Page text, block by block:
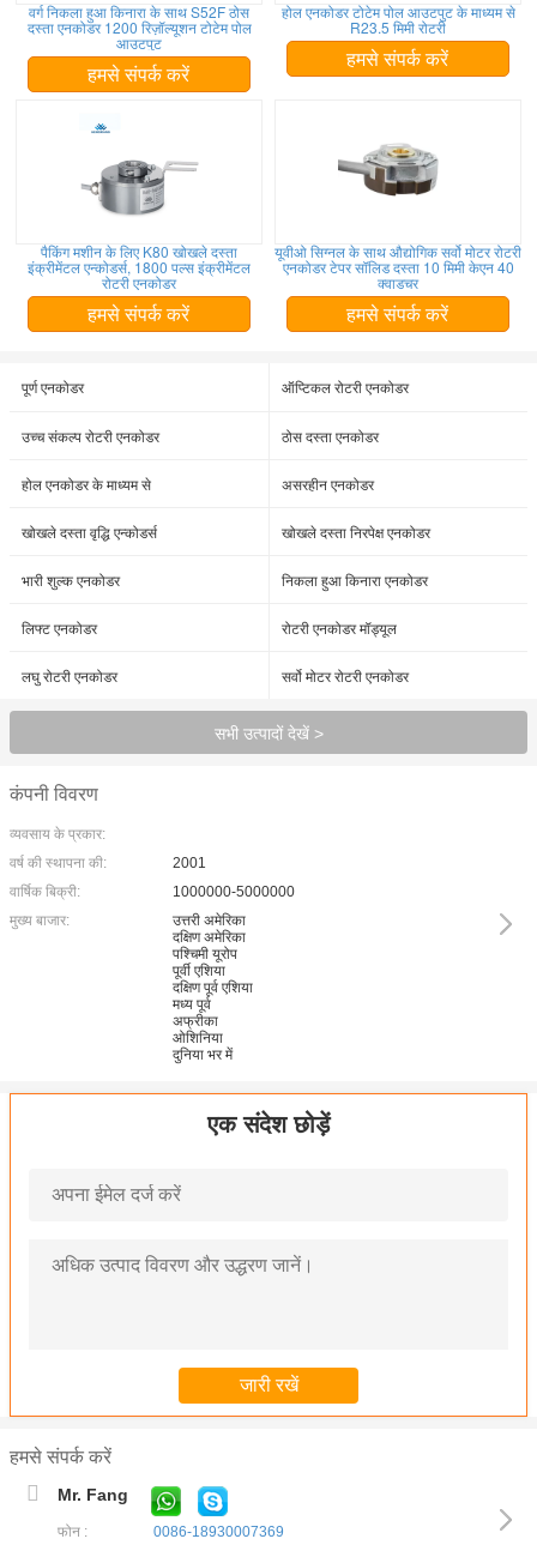
वर्ग निकला हुआ किनारा के साथ S52F ठोस
दस्ता एनकोडर 1200 रिज़ॉल्यूशन टोटेम पोल
आउटपुट
हमसे संपर्क करें
होल एनकोडर टोटेम पोल आउटपुट के माध्यम से
R23.5 मिमी रोटरी
हमसे संपर्क करें
पैकिंग मशीन के लिए K80 खोखले दस्ता
इंक्रीमेंटल एन्कोडर्स, 1800 पल्स इंक्रीमेंटल
रोटरी एनकोडर
हमसे संपर्क करें
यूवीओ सिग्नल के साथ औद्योगिक सर्वो मोटर रोटरी
एनकोडर टेपर सॉलिड दस्ता 10 मिमी केएन 40
क्वाडचर
हमसे संपर्क करें
पूर्ण एनकोडर ऑप्टिकल रोटरी एनकोडर
उच्च संकल्प रोटरी एनकोडर ठोस दस्ता एनकोडर
होल एनकोडर के माध्यम से असरहीन एनकोडर
खोखले दस्ता वृद्धि एन्कोडर्स खोखले दस्ता निरपेक्ष एनकोडर
भारी शुल्क एनकोडर निकला हुआ किनारा एनकोडर
लिफ्ट एनकोडर रोटरी एनकोडर मॉड्यूल
लघु रोटरी एनकोडर सर्वो मोटर रोटरी एनकोडर
सभी उत्पादों देखें >
कंपनी विवरण
व्यवसाय के प्रकार:
वर्ष की स्थापना की:
2001
वार्षिक बिक्री:
1000000-5000000
मुख्य बाजार:
उत्तरी अमेरिका
दक्षिण अमेरिका
पश्चिमी यूरोप
पूर्वी एशिया
दक्षिण पूर्व एशिया
मध्य पूर्व
अफ्रीका
ओशिनिया
दुनिया भर में
एक संदेश छोड़ें
हमसे संपर्क करें
Mr. Fang
फोन : 0086-18930007369